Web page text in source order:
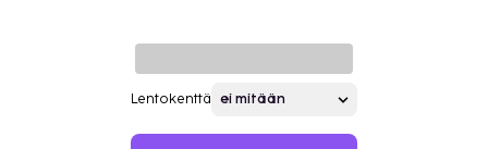
Lentokenttä